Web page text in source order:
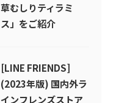
草むしりティラミ
ス」をご紹介
[LINE FRIENDS]
(2023年版) 国内外ラ
インフレンズストア